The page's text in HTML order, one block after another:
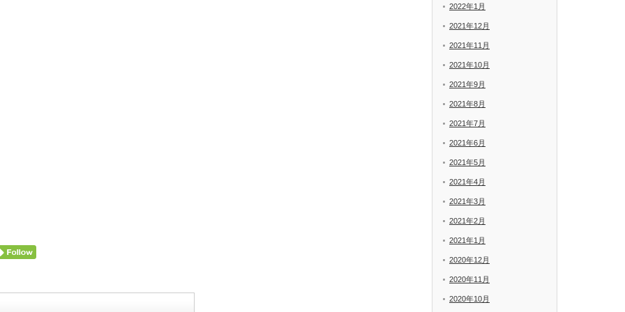
2022年1月
2021年12月
2021年11月
2021年10月
2021年9月
2021年8月
2021年7月
2021年6月
2021年5月
2021年4月
2021年3月
2021年2月
2021年1月
2020年12月
2020年11月
2020年10月